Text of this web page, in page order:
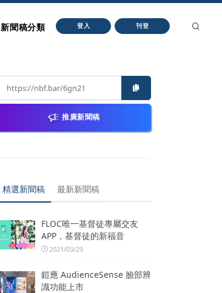
新聞稿分類 登入 刊登
推廣新聞稿
精選新聞稿 最新新聞稿
FLOC唯一基督徒專屬交友
APP，基督徒的新福音
2021/03/29
鎧應 AudienceSense 臉部辨
識功能上市